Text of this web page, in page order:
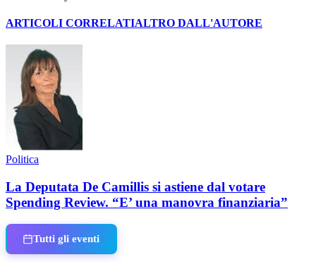
ARTICOLI CORRELATIALTRO DALL'AUTORE
Politica
La Deputata De Camillis si astiene dal votare
Spending Review. “E’ una manovra finanziaria”
Tutti gli eventi